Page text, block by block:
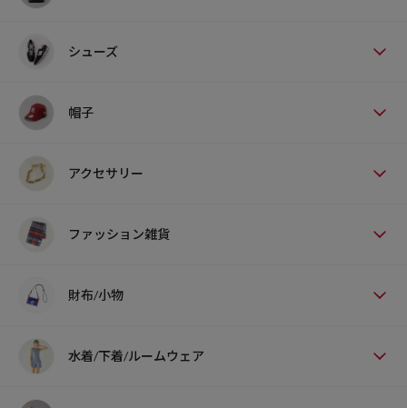
シューズ
帽子
アクセサリー
ファッション雑貨
財布/小物
水着/下着/ルームウェア